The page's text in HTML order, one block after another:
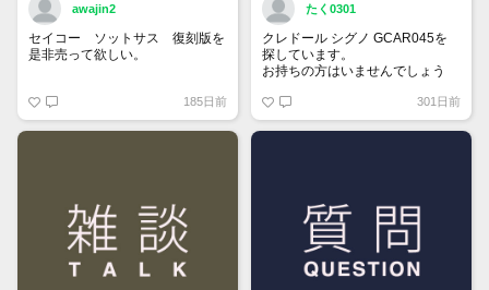
awajin2
セイコー ソットサス 復刻版を
是非売って欲しい。
185日前
たく0301
クレドール シグノ GCAR045を
探しています。
お持ちの方はいませんでしょう
301日前